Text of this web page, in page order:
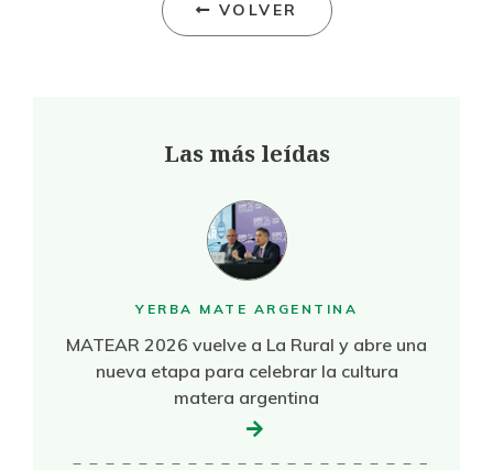
VOLVER
Las más leídas
YERBA MATE ARGENTINA
MATEAR 2026 vuelve a La Rural y abre una
nueva etapa para celebrar la cultura
matera argentina